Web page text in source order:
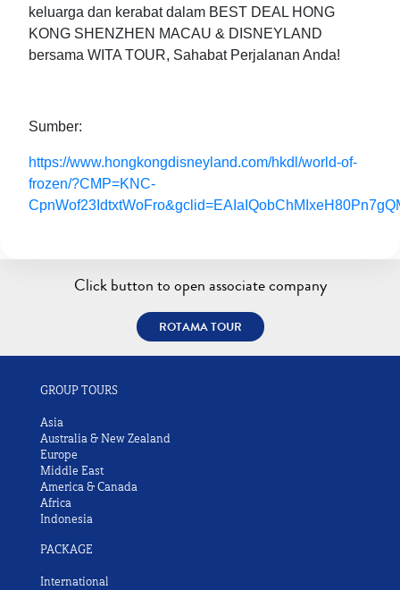
keluarga dan kerabat dalam BEST DEAL HONG
KONG SHENZHEN MACAU & DISNEYLAND
bersama WITA TOUR, Sahabat Perjalanan Anda!
Sumber:
https://www.hongkongdisneyland.com/hkdl/world-of-
frozen/?CMP=KNC-
Click button to open associate company
ROTAMA TOUR
GROUP TOURS
Asia
Australia & New Zealand
Europe
Middle East
America & Canada
Africa
Indonesia
PACKAGE
International